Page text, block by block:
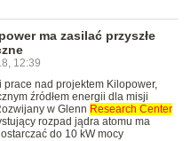
ma zasilać przyszłe
12:39
prace nad projektem Kilopower,
źródłem energii dla misji
w Glenn Research Center
rozpad jądra atomu ma
do 10 kW mocy